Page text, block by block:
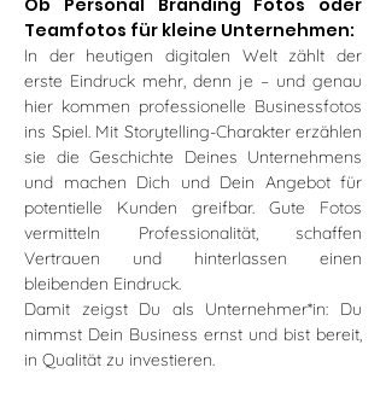
Ob Personal Branding Fotos oder
Teamfotos für kleine Unternehmen:
In der heutigen digitalen Welt zählt der
erste Eindruck mehr, denn je – und genau
hier kommen professionelle Businessfotos
ins Spiel. Mit Storytelling-Charakter erzählen
sie die Geschichte Deines Unternehmens
und machen Dich und Dein Angebot für
potentielle Kunden greifbar. Gute Fotos
vermitteln Professionalität, schaffen
Vertrauen und hinterlassen einen
bleibenden Eindruck.
Damit zeigst Du als Unternehmer*in: Du
nimmst Dein Business ernst und bist bereit,
in Qualität zu investieren.